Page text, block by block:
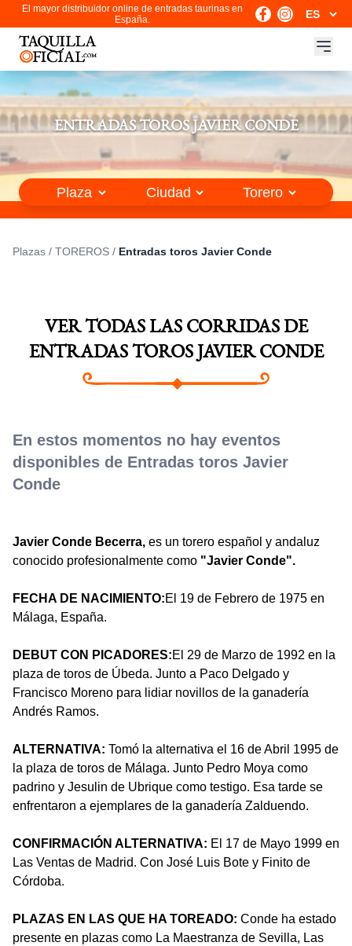
El mayor distribuidor online de entradas taurinas en
España.
ENTRADAS TOROS JAVIER CONDE
Plazas / TOREROS / Entradas toros Javier Conde
VER TODAS LAS CORRIDAS DE
ENTRADAS TOROS JAVIER CONDE
En estos momentos no hay eventos
disponibles de Entradas toros Javier
Conde
Javier Conde Becerra, es un torero español y andaluz
conocido profesionalmente como "Javier Conde".
FECHA DE NACIMIENTO:El 19 de Febrero de 1975 en
Málaga, España.
DEBUT CON PICADORES:El 29 de Marzo de 1992 en la
plaza de toros de Úbeda. Junto a Paco Delgado y
Francisco Moreno para lidiar novillos de la ganadería
Andrés Ramos.
ALTERNATIVA: Tomó la alternativa el 16 de Abril 1995 de
la plaza de toros de Málaga. Junto Pedro Moya como
padrino y Jesulin de Ubrique como testigo. Esa tarde se
enfrentaron a ejemplares de la ganadería Zalduendo.
CONFIRMACIÓN ALTERNATIVA: El 17 de Mayo 1999 en
Las Ventas de Madrid. Con José Luis Bote y Finito de
Córdoba.
PLAZAS EN LAS QUE HA TOREADO: Conde ha estado
presente en plazas como La Maestranza de Sevilla, Las